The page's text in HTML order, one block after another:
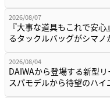
2026/08/07
『大事な道具もこれで安
るタックルバッグがシマ
2026/08/04
DAIWAから登場する新型
スパモデルから待望のハ